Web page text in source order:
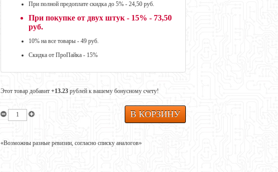
При полной предоплате скидка до 5% - 24,50 руб.
При покупке от двух штук - 15% - 73,50
руб.
10% на все товары - 49 руб.
Скидка от ПроПайка - 15%
Этот товар добавит +13.23 рублей к вашему бонусному счету!
«Возможны разные ревизии, согласно списку аналогов»